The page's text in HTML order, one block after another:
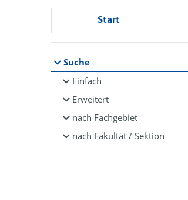
Start
Suche
Einfach
Erweitert
nach Fachgebiet
nach Fakultät / Sektion